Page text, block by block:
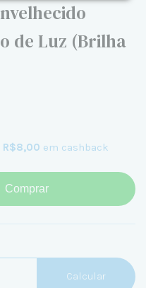
de Luz (Brilha
R$8,00 em cashback
Comprar
Calcular